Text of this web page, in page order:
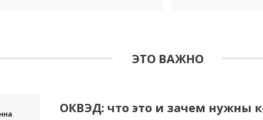
ЭТО ВАЖНО
ОКВЭД: что это и зачем нужны